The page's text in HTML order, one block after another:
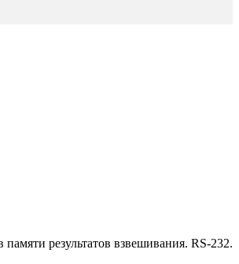
результатов взвешивания. RS-232.